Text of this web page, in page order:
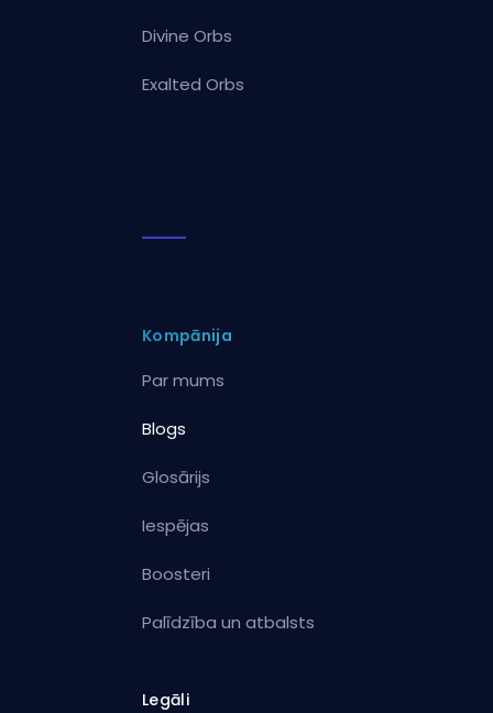
Divine Orbs
Exalted Orbs
Kompānija
Par mums
Blogs
Glosārijs
Iespējas
Boosteri
Palīdzība un atbalsts
Legāli